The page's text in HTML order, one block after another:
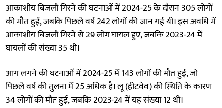
आकाशीय बिजली गिरने की घटनाओं में 2024-25 के दौरान 305 लोगों
की मौत हुई, जबकि पिछले वर्ष 242 लोगों की जान गई थी। इस अवधि में
आकाशीय बिजली गिरने से 29 लोग घायल हुए, जबकि 2023-24 में
घायलों की संख्या 35 थी।
आग लगने की घटनाओं में 2024-25 में 143 लोगों की मौत हुई, जो
पिछले वर्ष की तुलना में 25 अधिक है। लू (हीटवेव) की स्थिति के कारण
34 लोगों की मौत हुई, जबकि 2023-24 में यह संख्या 12 थी।